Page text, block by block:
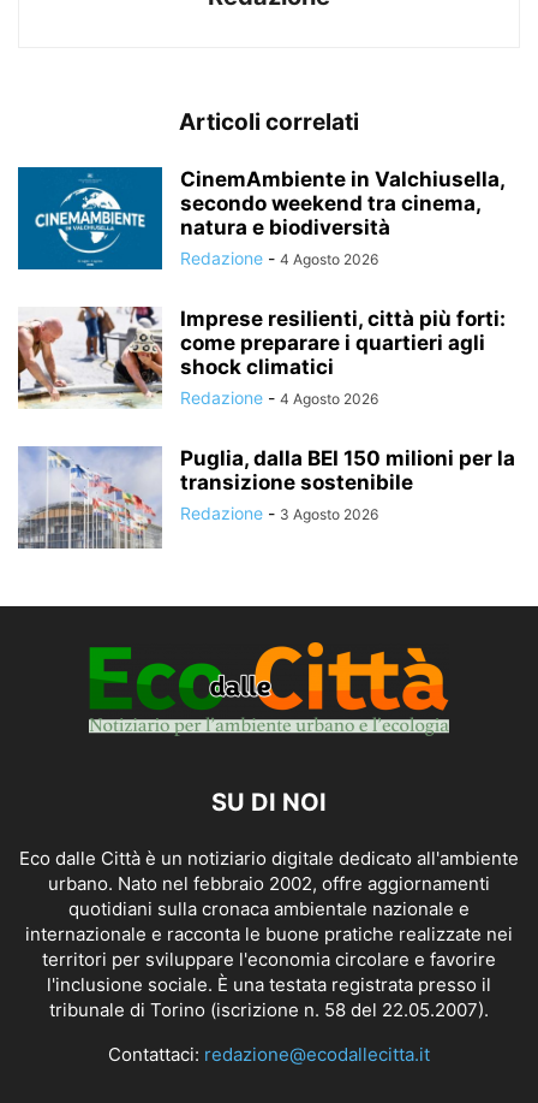
Articoli correlati
CinemAmbiente in Valchiusella,
secondo weekend tra cinema,
natura e biodiversità
Redazione - 4 Agosto 2026
Imprese resilienti, città più forti:
come preparare i quartieri agli
shock climatici
Redazione - 4 Agosto 2026
Puglia, dalla BEI 150 milioni per la
transizione sostenibile
Redazione - 3 Agosto 2026
SU DI NOI
Eco dalle Città è un notiziario digitale dedicato all'ambiente
urbano. Nato nel febbraio 2002, offre aggiornamenti
quotidiani sulla cronaca ambientale nazionale e
internazionale e racconta le buone pratiche realizzate nei
territori per sviluppare l'economia circolare e favorire
l'inclusione sociale. È una testata registrata presso il
tribunale di Torino (iscrizione n. 58 del 22.05.2007).
Contattaci: redazione@ecodallecitta.it